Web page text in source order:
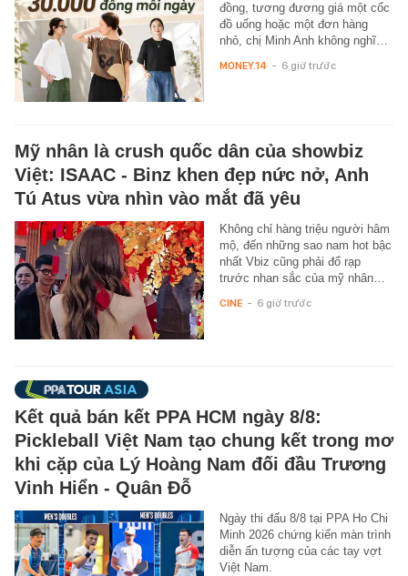
đồng, tương đương giá một cốc
đồ uống hoặc một đơn hàng
nhỏ, chị Minh Anh không nghĩ…
MONEY.14 - 6 giờ trước
Mỹ nhân là crush quốc dân của showbiz
Việt: ISAAC - Binz khen đẹp nức nở, Anh
Tú Atus vừa nhìn vào mắt đã yêu
Không chỉ hàng triệu người hâm
mộ, đến những sao nam hot bậc
nhất Vbiz cũng phải đổ rạp
trước nhan sắc của mỹ nhân…
CINE - 6 giờ trước
Kết quả bán kết PPA HCM ngày 8/8:
Pickleball Việt Nam tạo chung kết trong mơ
khi cặp của Lý Hoàng Nam đối đầu Trương
Vinh Hiển - Quân Đỗ
Ngày thi đấu 8/8 tại PPA Ho Chi
Minh 2026 chứng kiến màn trình
diễn ấn tượng của các tay vợt
Việt Nam.